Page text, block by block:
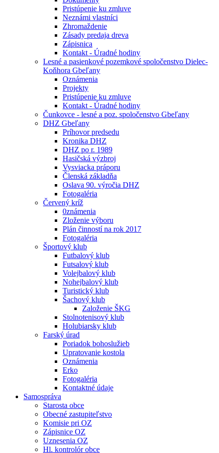
Pristúpenie ku zmluve
Neznámi vlastníci
Zhromaždenie
Zásady predaja dreva
Zápisnica
Kontakt - Úradné hodiny
Lesné a pasienkové pozemkové spoločenstvo Dielec-
Koňhora Gbeľany
Oznámenia
Projekty
Pristúpenie ku zmluve
Kontakt - Úradné hodiny
Čunkovce - lesné a poz. spoločenstvo Gbeľany
DHZ Gbeľany
Príhovor predsedu
Kronika DHZ
DHZ po r. 1989
Hasičská výzbroj
Vysviacka práporu
Členská základňa
Oslava 90. výročia DHZ
Fotogaléria
Červený kríž
0známenia
Zloženie výboru
Plán činností na rok 2017
Fotogaléria
Športový klub
Futbalový klub
Futsalový klub
Volejbalový klub
Nohejbalový klub
Turistický klub
Šachový klub
Založenie ŠKG
Stolnotenisový klub
Holubiarsky klub
Farský úrad
Poriadok bohoslužieb
Upratovanie kostola
Oznámenia
Erko
Fotogaléria
Kontaktné údaje
Samospráva
Starosta obce
Obecné zastupiteľstvo
Komisie pri OZ
Zápisnice OZ
Uznesenia OZ
Hl. kontrolór obce